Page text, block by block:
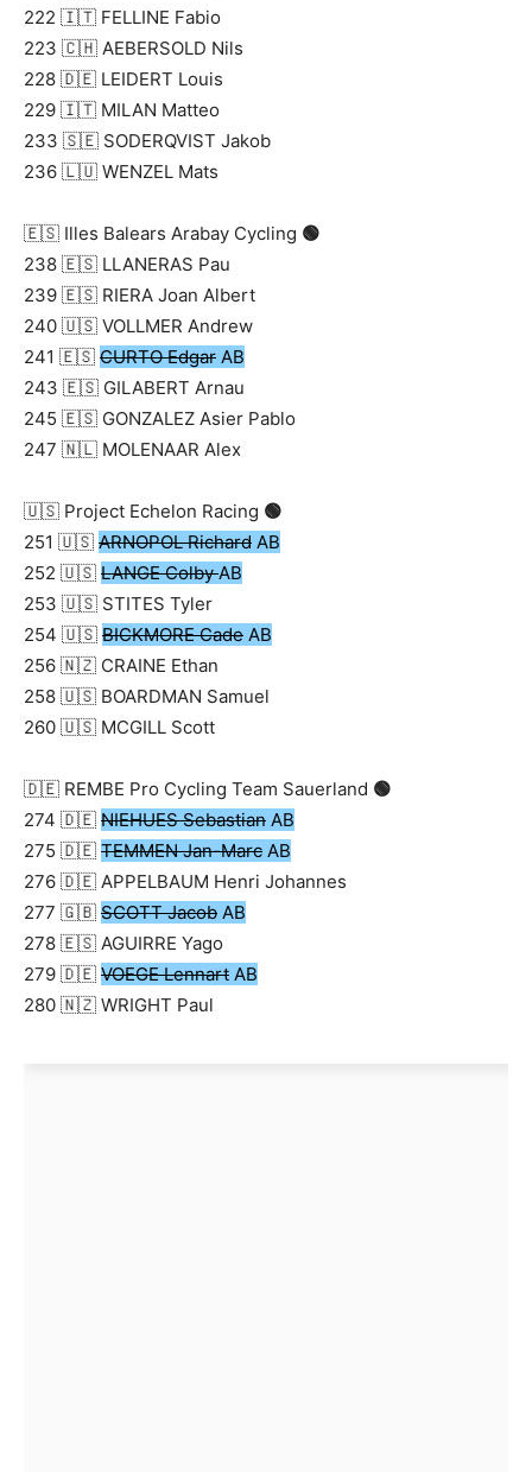
222 🇮🇹 FELLINE Fabio
223 🇨🇭 AEBERSOLD Nils
228 🇩🇪 LEIDERT Louis
229 🇮🇹 MILAN Matteo
233 🇸🇪 SODERQVIST Jakob
236 🇱🇺 WENZEL Mats
🇪🇸 Illes Balears Arabay Cycling 🟢
238 🇪🇸 LLANERAS Pau
239 🇪🇸 RIERA Joan Albert
240 🇺🇸 VOLLMER Andrew
241 🇪🇸 CURTO Edgar AB
243 🇪🇸 GILABERT Arnau
245 🇪🇸 GONZALEZ Asier Pablo
247 🇳🇱 MOLENAAR Alex
🇺🇸 Project Echelon Racing 🟢
251 🇺🇸 ARNOPOL Richard AB
252 🇺🇸 LANGE ColbyAB
253 🇺🇸 STITES Tyler
254 🇺🇸 BICKMORE Cade AB
256 🇳🇿 CRAINE Ethan
258 🇺🇸 BOARDMAN Samuel
260 🇺🇸 MCGILL Scott
🇩🇪 REMBE Pro Cycling Team Sauerland 🟢
274 🇩🇪 NIEHUES Sebastian AB
275 🇩🇪 TEMMEN Jan-Marc AB
276 🇩🇪 APPELBAUM Henri Johannes
277 🇬🇧 SCOTT Jacob AB
278 🇪🇸 AGUIRRE Yago
279 🇩🇪 VOEGE Lennart AB
280 🇳🇿 WRIGHT Paul